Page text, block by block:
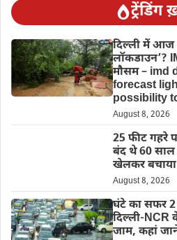
ट्रेंडिंग
दिल्‍ली में आज
लॉकडाउन’?
मौसम – imd
forecast
possibility
August 8, 2026
25 फीट गहरे
बंद थे 60
खेलकर बचाया
August 8, 2026
घंटे का सफर
दिल्ली-NCR
जाम, कहां